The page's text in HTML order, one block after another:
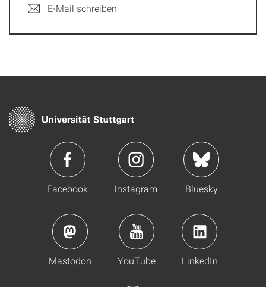
E-Mail schreiben
Facebook Instagram Bluesky
Mastodon YouTube LinkedIn